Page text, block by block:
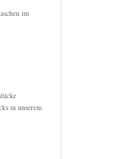
im
in unserem